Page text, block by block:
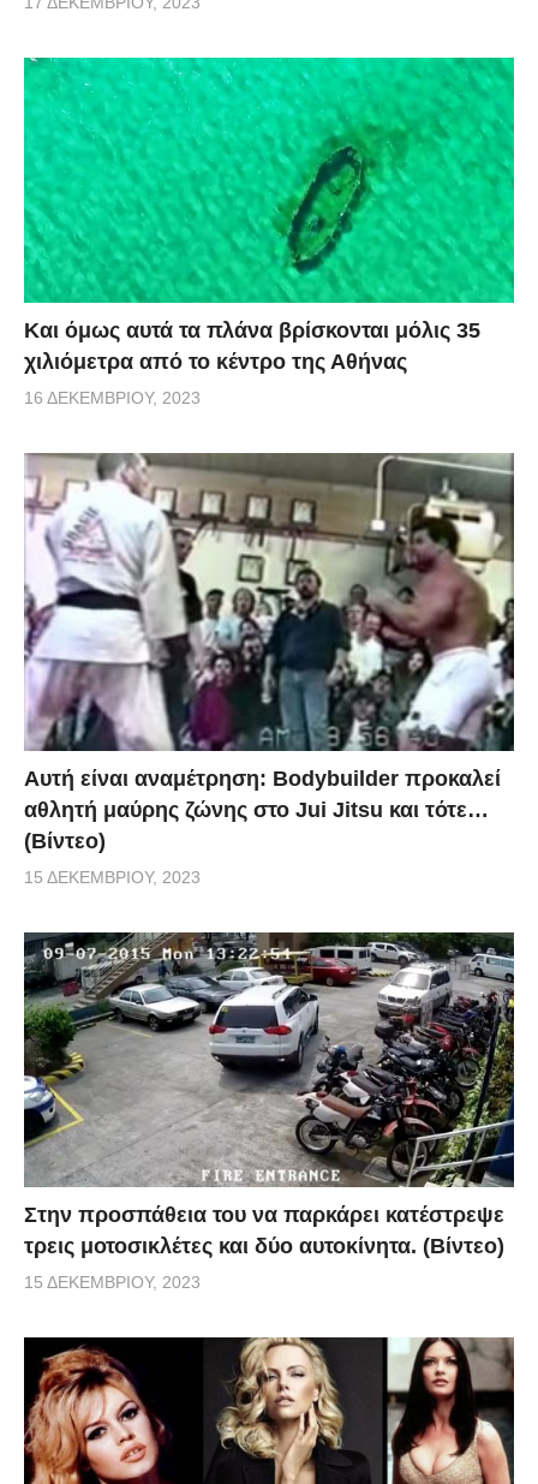
Και όμως αυτά τα πλάνα βρίσκονται μόλις 35
χιλιόμετρα από το κέντρο της Αθήνας
16 ΔΕΚΕΜΒΡΊΟΥ, 2023
Αυτή είναι αναμέτρηση: Bodybuilder προκαλεί
αθλητή μαύρης ζώνης στο Jui Jitsu και τότε…
(Βίντεο)
15 ΔΕΚΕΜΒΡΊΟΥ, 2023
Στην προσπάθεια του να παρκάρει κατέστρεψε
τρεις μοτοσικλέτες και δύο αυτοκίνητα. (Βίντεο)
15 ΔΕΚΕΜΒΡΊΟΥ, 2023